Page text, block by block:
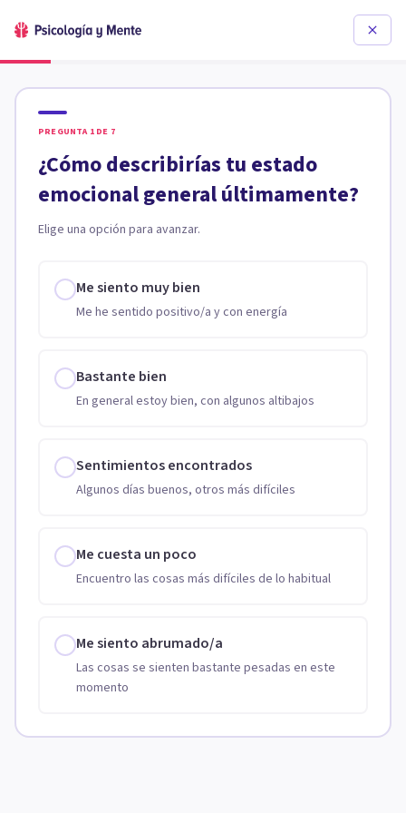
PREGUNTA 1 DE 7
¿Cómo describirías tu estado
emocional general últimamente?
Elige una opción para avanzar.
Me siento muy bien
Me he sentido positivo/a y con energía
Bastante bien
En general estoy bien, con algunos altibajos
Sentimientos encontrados
Algunos días buenos, otros más difíciles
Me cuesta un poco
Encuentro las cosas más difíciles de lo habitual
Me siento abrumado/a
Las cosas se sienten bastante pesadas en este
momento